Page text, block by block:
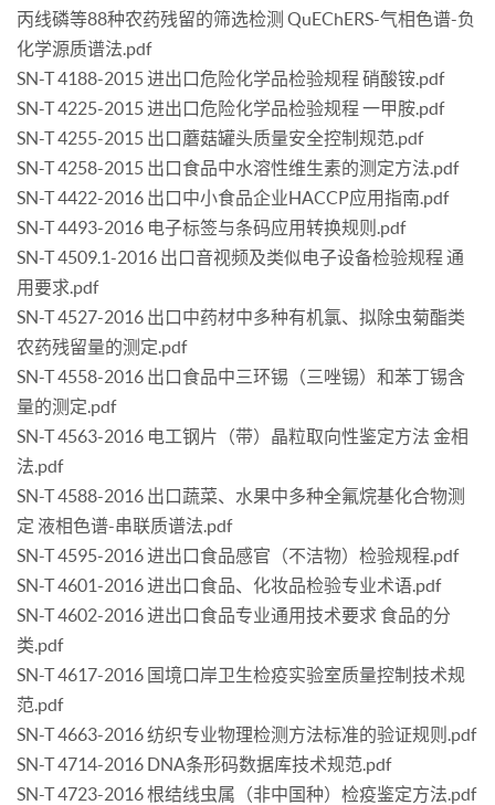
丙线磷等88种农药残留的筛选检测 QuEChERS-气相色谱-负
化学源质谱法.pdf
SN-T 4188-2015 进出口危险化学品检验规程 硝酸铵.pdf
SN-T 4225-2015 进出口危险化学品检验规程 一甲胺.pdf
SN-T 4255-2015 出口蘑菇罐头质量安全控制规范.pdf
SN-T 4258-2015 出口食品中水溶性维生素的测定方法.pdf
SN-T 4422-2016 出口中小食品企业HACCP应用指南.pdf
SN-T 4493-2016 电子标签与条码应用转换规则.pdf
SN-T 4509.1-2016 出口音视频及类似电子设备检验规程 通
用要求.pdf
SN-T 4527-2016 出口中药材中多种有机氯、拟除虫菊酯类
农药残留量的测定.pdf
SN-T 4558-2016 出口食品中三环锡（三唑锡）和苯丁锡含
量的测定.pdf
SN-T 4563-2016 电工钢片（带）晶粒取向性鉴定方法 金相
法.pdf
SN-T 4588-2016 出口蔬菜、水果中多种全氟烷基化合物测
定 液相色谱-串联质谱法.pdf
SN-T 4595-2016 进出口食品感官（不洁物）检验规程.pdf
SN-T 4601-2016 进出口食品、化妆品检验专业术语.pdf
SN-T 4602-2016 进出口食品专业通用技术要求 食品的分
类.pdf
SN-T 4617-2016 国境口岸卫生检疫实验室质量控制技术规
范.pdf
SN-T 4663-2016 纺织专业物理检测方法标准的验证规则.pdf
SN-T 4714-2016 DNA条形码数据库技术规范.pdf
SN-T 4723-2016 根结线虫属（非中国种）检疫鉴定方法.pdf